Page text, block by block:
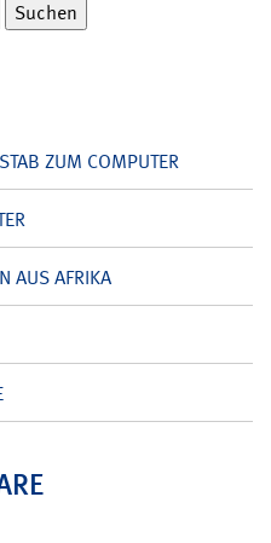
ZUM COMPUTER
AUS AFRIKA